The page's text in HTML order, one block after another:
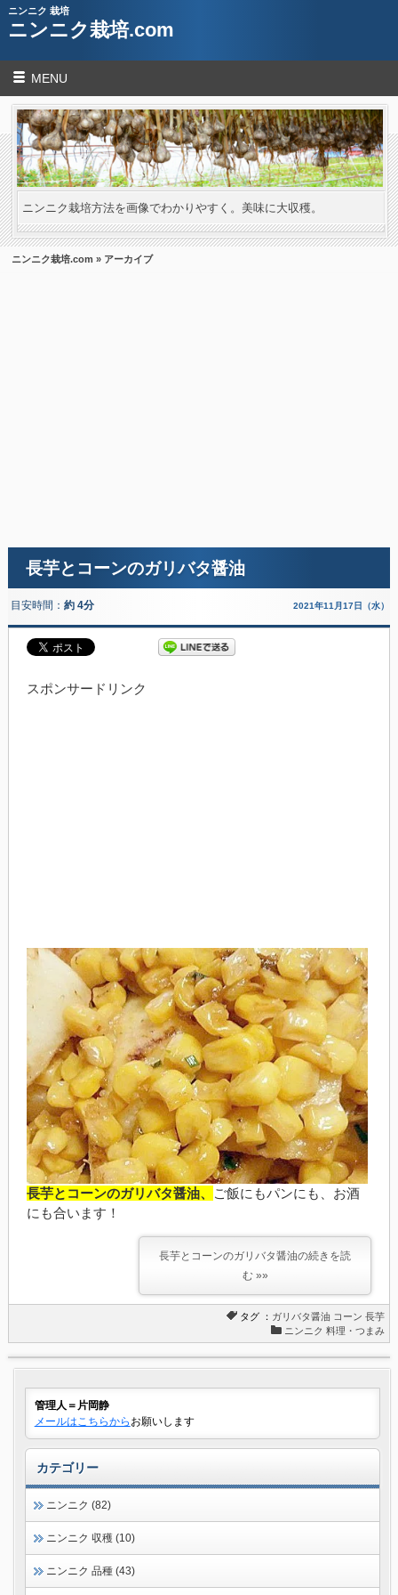
ニンニク 栽培
ニンニク栽培.com
MENU
ニンニク栽培方法を画像でわかりやすく。美味に大収穫。
ニンニク栽培.com » アーカイブ
長芋とコーンのガリバタ醤油
目安時間： 約 4分 2021年11月17日（水）
スポンサードリンク
長芋とコーンのガリバタ醤油、
ご飯にもパンにも、お酒
にも合います！
長芋とコーンのガリバタ醤油の続きを読
む »»
タグ ： ガリバタ醤油 コーン 長芋
ニンニク 料理・つまみ
管理人＝片岡静
メールはこちらから お願いします
カテゴリー
ニンニク (82)
ニンニク 収穫 (10)
ニンニク 品種 (43)